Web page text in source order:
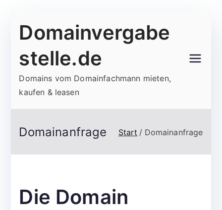
Inhalt
Domainvergabe
stelle.de
Domains vom Domainfachmann mieten,
kaufen & leasen
Domainanfrage Start Domainanfrage
Die Domain